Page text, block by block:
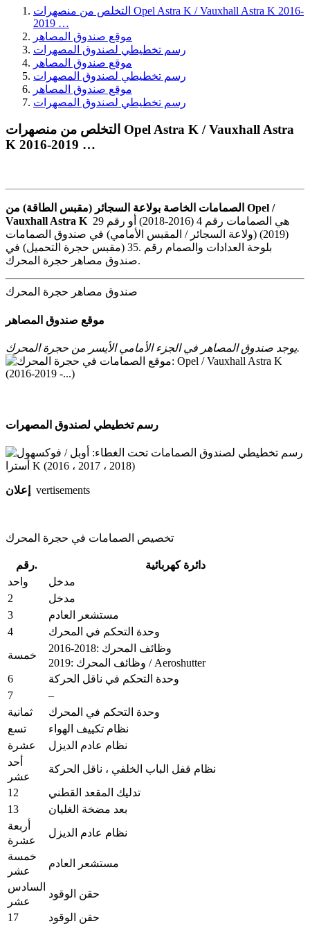
التخلص من منصهرات Opel Astra K / Vauxhall Astra K 2016-
2019 …
موقع صندوق المصاهر
رسم تخطيطي لصندوق المصهرات
موقع صندوق المصاهر
رسم تخطيطي لصندوق المصهرات
موقع صندوق المصاهر
رسم تخطيطي لصندوق المصهرات
التخلص من منصهرات Opel Astra K / Vauxhall Astra
K 2016-2019 …
الصمامات الخاصة بولاعة السجائر (مقبس الطاقة) من Opel /
Vauxhall Astra K
(2019) (ولاعة السجائر / المقبس الأمامي) في صندوق الصمامات
بلوحة العدادات والصمام رقم .35 (مقبس حجرة التحميل) في
صندوق مصاهر حجرة المحرك.
صندوق مصاهر حجرة المحرك
موقع صندوق المصاهر
يوجد صندوق المصاهر في الجزء الأمامي الأيسر من حجرة المحرك.
رسم تخطيطي لصندوق المصهرات
إعلان vertisements
تخصيص الصمامات في حجرة المحرك
رقم.
دائرة كهربائية
واحد
مدخل
2
مدخل
3
مستشعر العادم
4
وحدة التحكم في المحرك
خمسة
2016-2018: وظائف المحرك
2019: وظائف المحرك / Aeroshutter
6
وحدة التحكم في ناقل الحركة
7
–
ثمانية
وحدة التحكم في المحرك
تسع
نظام تكييف الهواء
عشرة
نظام عادم الديزل
أحد
عشر
نظام قفل الباب الخلفي ، ناقل الحركة
12
تدليك المقعد القطني
13
بعد مضخة الغليان
أربعة
عشرة
نظام عادم الديزل
خمسة
عشر
مستشعر العادم
السادس
عشر
حقن الوقود
17
حقن الوقود